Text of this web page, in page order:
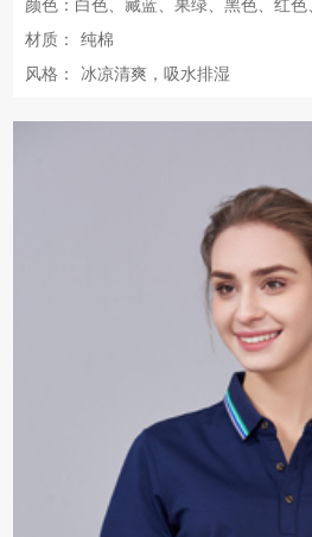
颜色：白色、藏蓝、果绿、黑色、红
材质：
纯棉
风格：
冰凉清爽，吸水排湿